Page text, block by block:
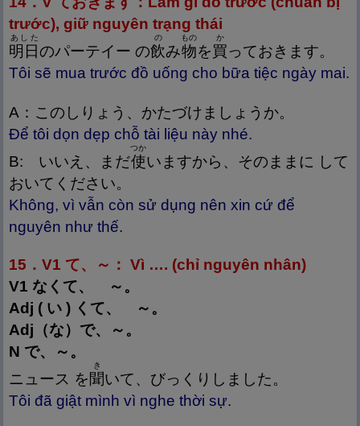
trước), giữ nguyên trạng thái
明 日
あした
のパーテイー の飲
の
み物
もの
を買
か
っておきます。
Tôi sẽ mua trước đồ uống cho bữa tiệc ngày mai.
A：このしりょう、かたづけましょうか。
Để tôi dọn dẹp chỗ tài liệu này nhé.
B: いいえ、まだ使
つか
いますから、そのままに して
おいてください。
Không, vì vẫn còn sử dụng nên xin cứ để
nguyên như thế.
15．V1 て、～： Vì …. (chỉ nguyên nhân)
V1 なくて、 ～。
Adj ( い ) くて、 ～。
Adj（な）で、～。
N で、～。
ニュース を聞
き
いて、びっくりしました。
Tôi đã giật mình vì nghe thời sự.